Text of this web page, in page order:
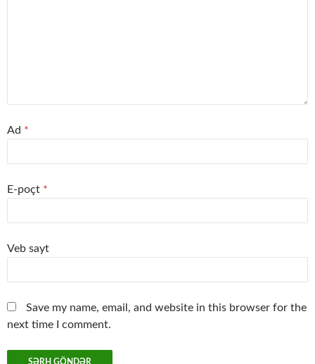
Ad *
E-poçt *
Veb sayt
Save my name, email, and website in this browser for the
next time I comment.